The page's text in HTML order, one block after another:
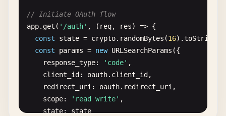
// Initiate OAuth flow
app. get ( '/auth' , ( req, res) => {
const
state = crypto. randomBytes (16).toString
const
params = new URLSearchParams ({
response_type: 'code' ,
client_id : oauth. client_id ,
redirect_uri : oauth. redirect_uri ,
scope: 'read write' ,
state: state